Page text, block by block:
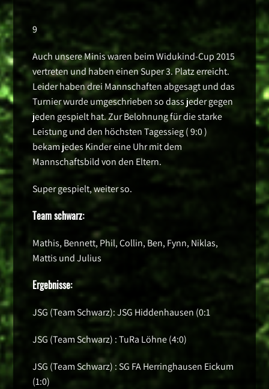
9
Auch unsere Minis waren beim Widukind-Cup 2015
vertreten und haben einen Super 3. Platz erreicht.
Leider haben drei Mannschaften abgesagt und das
Turnier wurde umgeschrieben so dass jeder gegen
jeden gespielt hat. Zur Belohnung für die starke
Leistung und den höchsten Tagessieg ( 9:0 )
bekam jedes Kinder eine Uhr mit dem
Mannschaftsbild von den Eltern.
Super gespielt, weiter so.
Team schwarz:
Mathis, Bennett, Phil, Collin, Ben, Fynn, Niklas,
Mattis und Julius
Ergebnisse:
JSG (Team Schwarz): JSG Hiddenhausen (0:1
JSG (Team Schwarz) : TuRa Löhne (4:0)
JSG (Team Schwarz) : SG FA Herringhausen Eickum
(1:0)